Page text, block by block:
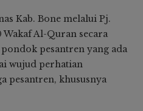
Kab. Bone melalui Pj.
Wakaf Al-Quran secara
pesantren yang ada
wujud perhatian
pesantren, khususnya